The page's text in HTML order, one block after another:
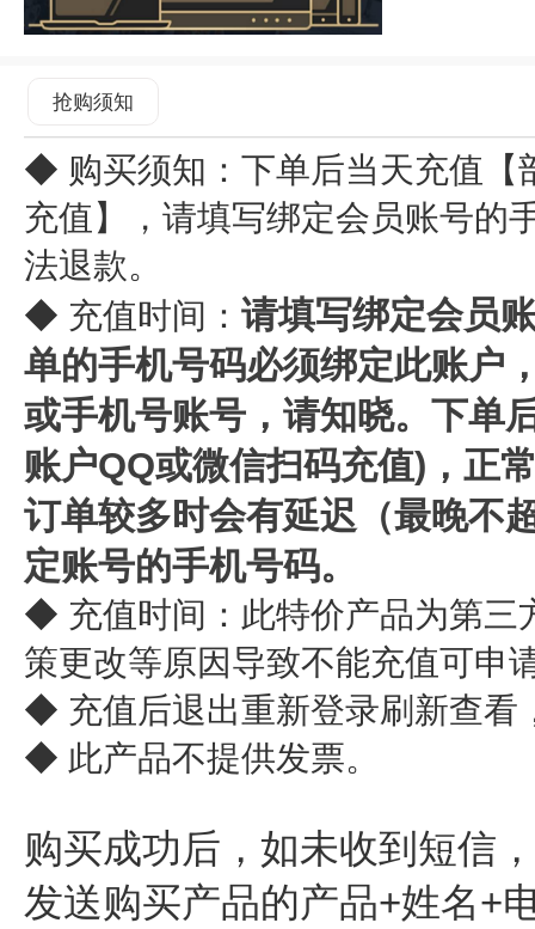
抢购须知
◆ 购买须知：下单后当天充值【
充值】，请填写绑定会员账号的
法退款。
◆ 充值时间： 请填写绑定会员
单的手机号码必须绑定此账户
或手机号账号，请知晓。 下单
账户QQ或微信扫码充值)，正
订单较多时会有延迟（最晚不
定账号的手机号码。
◆ 充值时间：此特价产品为第三
策更改等原因导致不能充值可申
◆ 充值后退出重新登录刷新查看
◆ 此产品不提供发票。
购买成功后，如未收到短信
发送购买产品的产品+姓名+